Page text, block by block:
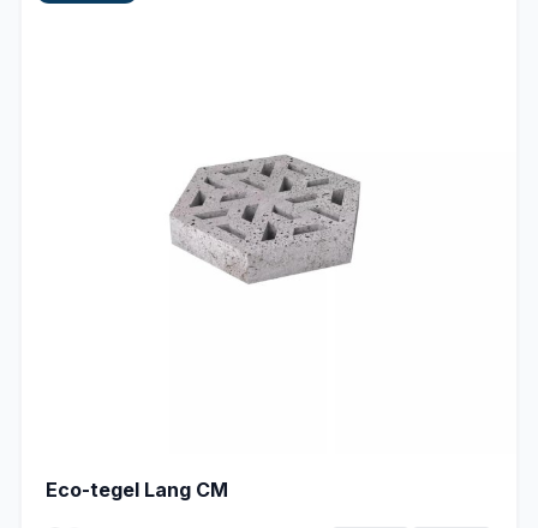
Eco-tegel Lang CM